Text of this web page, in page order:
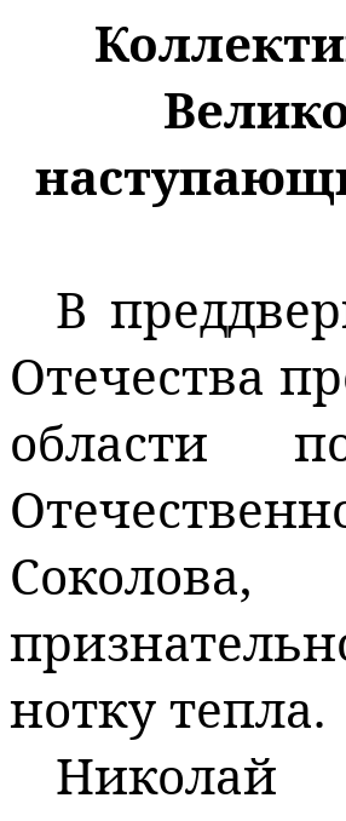
В
Отечества
области
нотку тепла.